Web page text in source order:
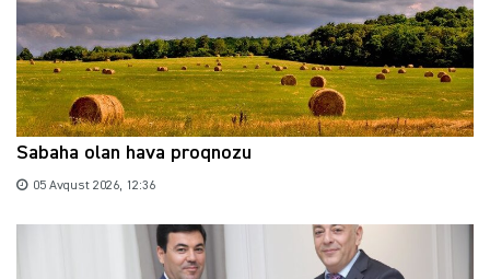
Sabaha olan hava proqnozu
05 Avqust 2026, 12:36